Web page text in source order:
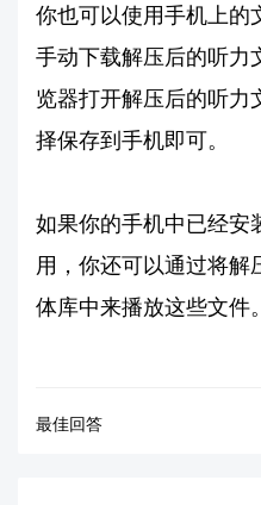
你也可以使用手机上的
手动下载解压后的听力
览器打开解压后的听力
择保存到手机即可。
如果你的手机中已经安
用，你还可以通过将解
体库中来播放这些文件。
最佳回答